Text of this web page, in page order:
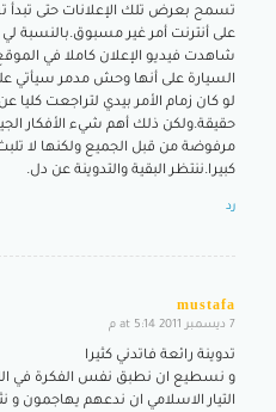
تسمح بعرض تلك الإعلانات حتى تبدأ
على أنترنت أمر غير مسبوق.بالنسبة
شاهدت فيديو الإعلان كاملا في
السيارة على أنها وحش مدمر سيأتي
لو كان زمام الأمر بيدي لتراجعت كليا
حقيقة.ولكن ذلك أهم شيء الأفكار
مرفوضة من قبل الجميع ولكنها لا
كبيرا.ننتظر البقية والتدوينة عن دل.
رد
mustafa
says:
7 ديسمبر 2011 at 5:14 م
تدوينة رائعة فاتدني كثيرا
و نسطيع ان نطبق نفس الفكرة في
التيار الاسلامي ان ندعهم يهاجمون و